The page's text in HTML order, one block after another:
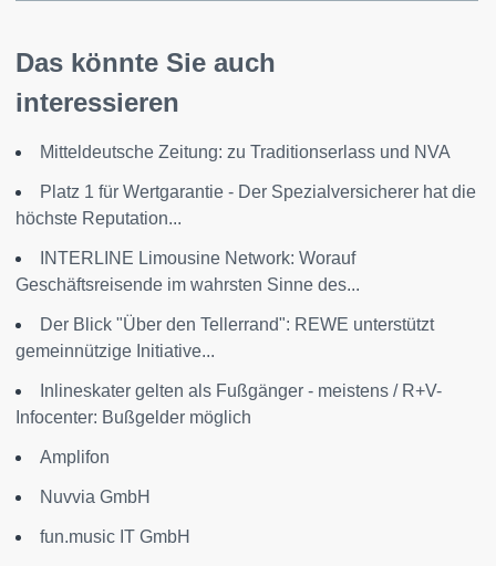
Das könnte Sie auch
interessieren
Mitteldeutsche Zeitung: zu Traditionserlass und NVA
Platz 1 für Wertgarantie - Der Spezialversicherer hat die
höchste Reputation...
INTERLINE Limousine Network: Worauf
Geschäftsreisende im wahrsten Sinne des...
Der Blick "Über den Tellerrand": REWE unterstützt
gemeinnützige Initiative...
Inlineskater gelten als Fußgänger - meistens / R+V-
Infocenter: Bußgelder möglich
Amplifon
Nuvvia GmbH
fun.music IT GmbH